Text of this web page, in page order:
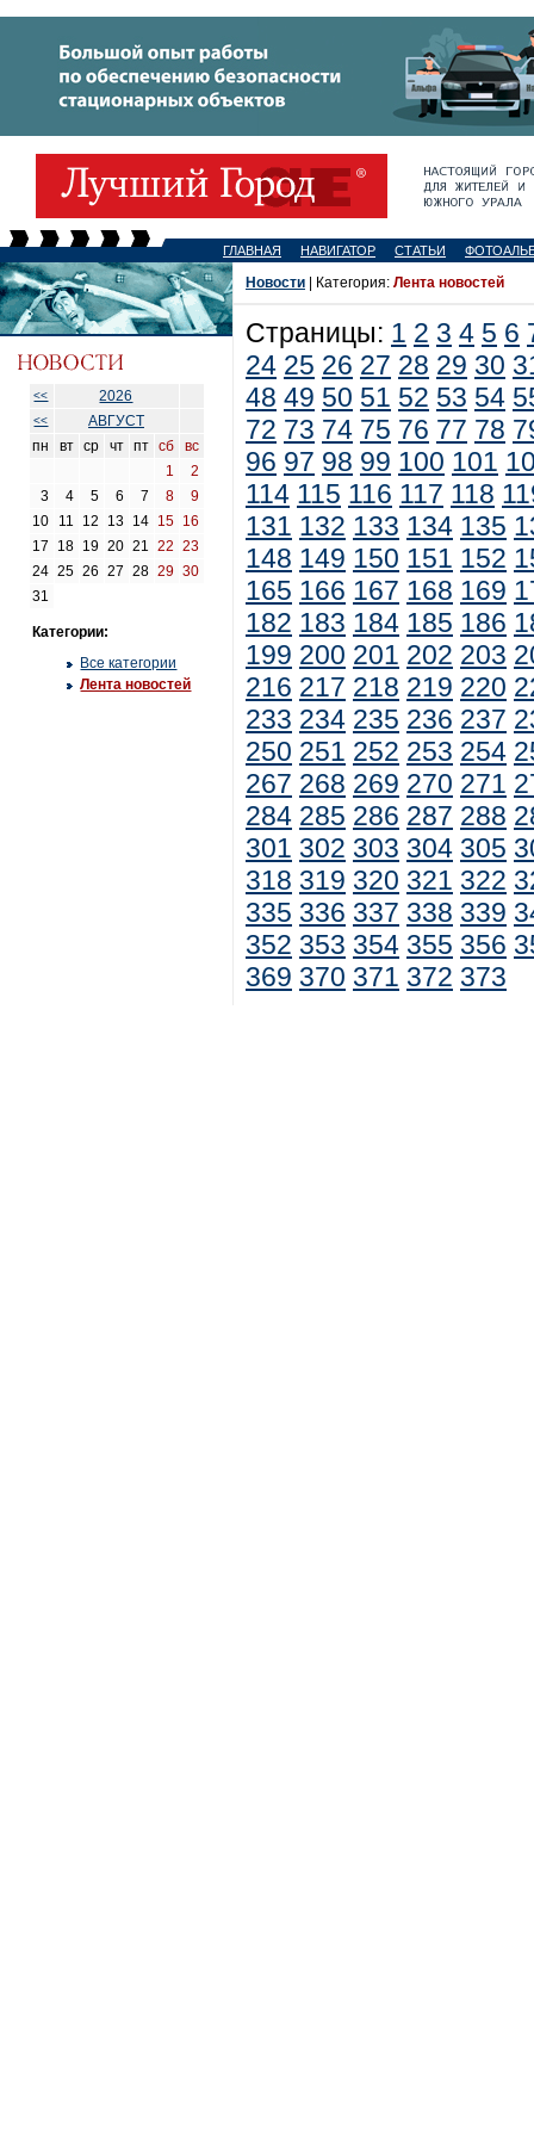
ГЛАВНАЯ НАВИГАТОР СТАТЬИ
<< 2026
<<
АВГУСТ
пн
вт ср чт пт сб
вс
1
2
3
4 5 6 7 8
9
10
11 12 13 14 15 16
17
18 19 20 21 22
23
24 25 26 27 28 29 30
31
Категории:
Все категории
Лента новостей
Новости | Категория: Лента новостей
Страницы: 1 2 3 4 5 6
24 25 26 27 28 29 30
48 49 50 51 52 53 54
72 73 74 75 76 77 78
96 97 98 99 100 101
114 115 116 117 118
131 132 133 134 135
148 149 150 151 152
165 166 167 168 169
182 183 184 185 186
199 200 201 202 203
216 217 218 219 220
233 234 235 236 237
250 251 252 253 254
267 268 269 270 271
284 285 286 287 288
301 302 303 304 305
318 319 320 321 322
335 336 337 338 339
352 353 354 355 356
369 370 371 372 373